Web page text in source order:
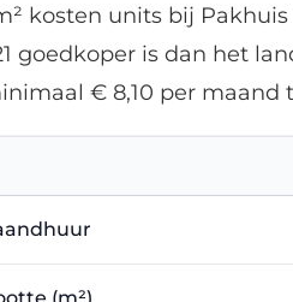
kosten units bij
goedkoper is dan het
€ 8,10 per maand
(m²)